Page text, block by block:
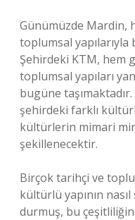
Günümüzde Mardin,
toplumsal
Şehirdeki KTM, hem
toplumsal yapıları
bugüne
şehirdeki farklı
kültürlerin mimari
şekillenecektir.
Birçok tarihçi ve
kültürlü yapının
durmuş, bu